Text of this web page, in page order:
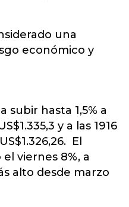
una
económico y
subir hasta 1,5% a
y a las 1916
El
viernes 8%, a
alto desde marzo